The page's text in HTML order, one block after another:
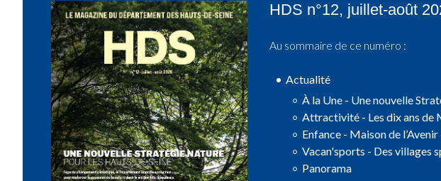
HDS n°12, juillet-août
Au sommaire de ce numéro :
Actualité
À la Une - Une nouvelle
Attractivité - Les dix ans de
Enfance - Maison de
Vacan'sports - Des villages
Panorama